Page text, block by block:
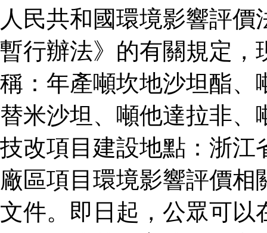
人民共和國環境影響評
暫行辦法》的有關規定，
稱：年產噸坎地沙坦酯、
替米沙坦、噸他達拉非
技改項目建設地點：浙江
廠區項目環境影響評價
文件。即日起，公眾可以